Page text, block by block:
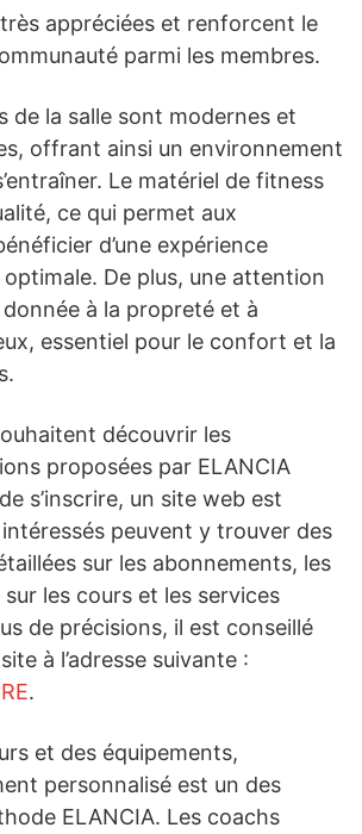
appréciées et renforcent le
parmi les membres.
de la salle sont modernes et
offrant ainsi un environnement
Le matériel de fitness
ce qui permet aux
d’une expérience
optimale. De plus, une attention
à la propreté et à
essentiel pour le confort et la
découvrir les
proposées par ELANCIA
s’inscrire, un site web est
peuvent y trouver des
sur les abonnements, les
les cours et les services
de précisions, il est conseillé
à l’adresse suivante :
.
et des équipements,
personnalisé est un des
ELANCIA. Les coachs